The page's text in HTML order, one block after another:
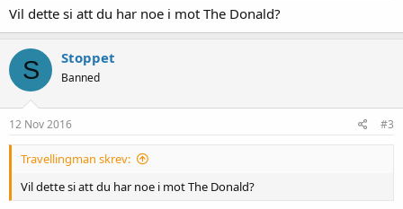
Vil dette si att du har noe i mot The Donald?
S Stoppet
Banned
12 Nov 2016 #3
Travellingman skrev:
Vil dette si att du har noe i mot The Donald?